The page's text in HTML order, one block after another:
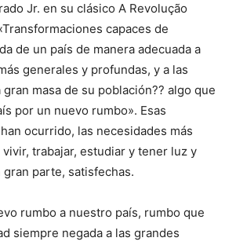
Jr. en su clásico A Revolução
capaces de
de un país de manera adecuada a
generales y profundas, y a las
masa de su población?? algo que
por un nuevo rumbo». Esas
ocurrido, las necesidades más
vivir, trabajar, estudiar y tener luz y
gran parte, satisfechas.
rumbo a nuestro país, rumbo que
siempre negada a las grandes